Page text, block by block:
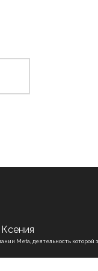
Meta, деятельность которой